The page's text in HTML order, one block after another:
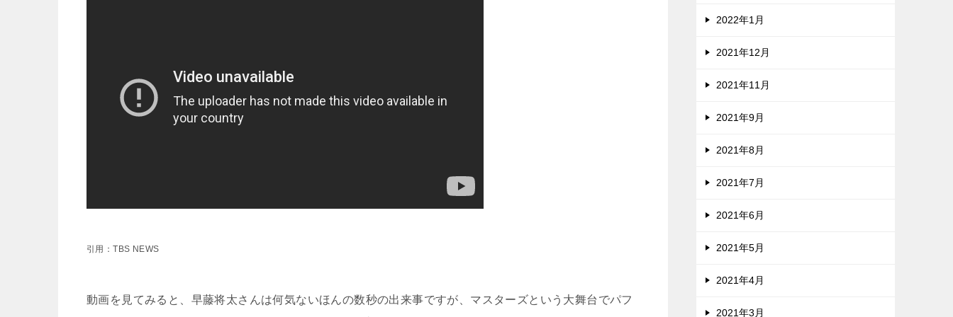
引用：TBS NEWS
動画を見てみると、早藤将太さんは何気ないほんの数秒の出来事ですが、マスターズという大舞台でパフ
2022年1月
2021年12月
2021年11月
2021年9月
2021年8月
2021年7月
2021年6月
2021年5月
2021年4月
2021年3月